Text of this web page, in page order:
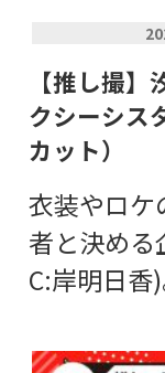
【推し撮
クシーシス
カット）
衣装やロケ
者と決める
C:岸明日香